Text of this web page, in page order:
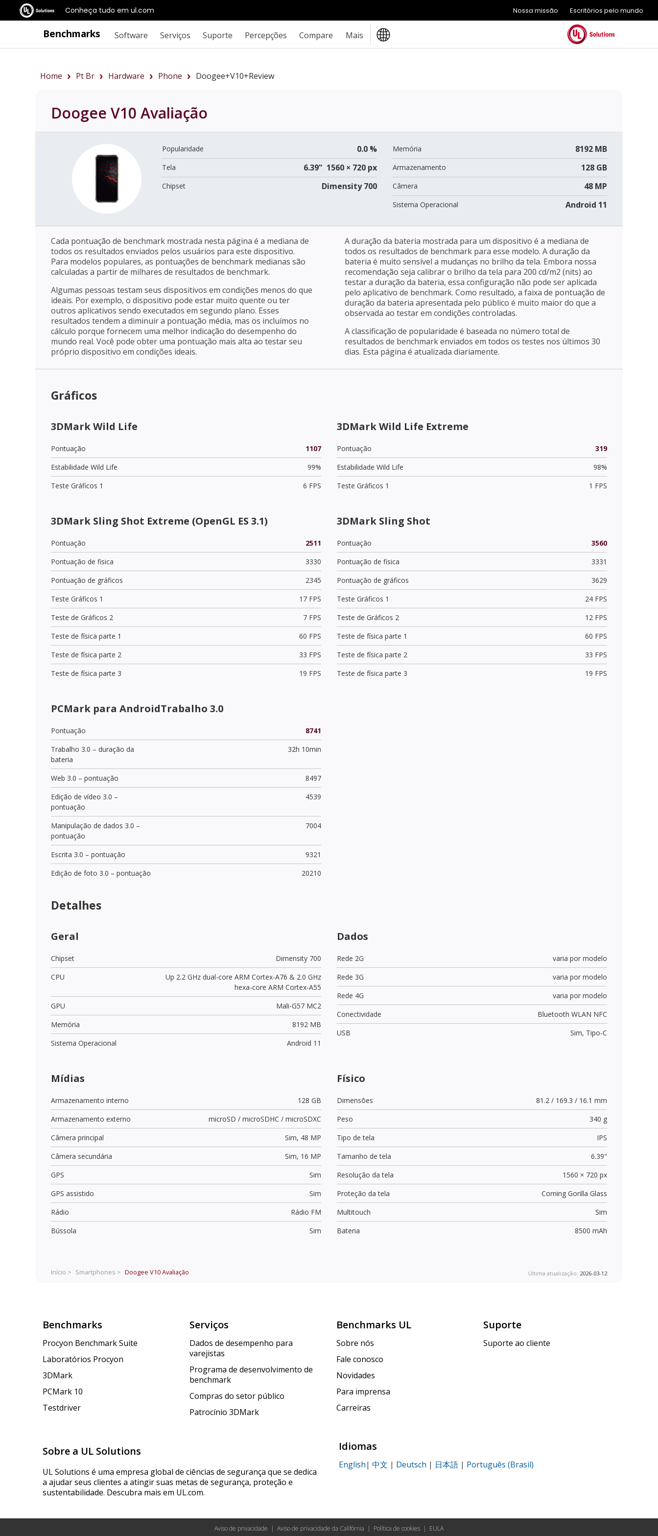
Conheça tudo em ul.com Nossa missão Escritórios pelo mundo
Benchmarks Software Serviços Suporte Percepções Compare Mais
Home Pt Br Hardware Phone Doogee+V10+review
Doogee V10 Avaliação
Popularidade 0.0 %
Tela 6.39" 1560 × 720 px
Chipset Dimensity 700
Memória 8192 MB
Armazenamento 128 GB
Câmera 48 MP
Sistema Operacional Android 11
Cada pontuação de benchmark mostrada nesta página é a mediana de
todos os resultados enviados pelos usuários para este dispositivo.
Para modelos populares, as pontuações de benchmark medianas são
calculadas a partir de milhares de resultados de benchmark.
Algumas pessoas testam seus dispositivos em condições menos do que
ideais. Por exemplo, o dispositivo pode estar muito quente ou ter
outros aplicativos sendo executados em segundo plano. Esses
resultados tendem a diminuir a pontuação média, mas os incluímos no
cálculo porque fornecem uma melhor indicação do desempenho do
mundo real. Você pode obter uma pontuação mais alta ao testar seu
próprio dispositivo em condições ideais.
A duração da bateria mostrada para um dispositivo é a mediana de
todos os resultados de benchmark para esse modelo. A duração da
bateria é muito sensível a mudanças no brilho da tela. Embora nossa
recomendação seja calibrar o brilho da tela para 200 cd/m2 (nits) ao
testar a duração da bateria, essa configuração não pode ser aplicada
pelo aplicativo de benchmark. Como resultado, a faixa de pontuação de
duração da bateria apresentada pelo público é muito maior do que a
observada ao testar em condições controladas.
A classificação de popularidade é baseada no número total de
resultados de benchmark enviados em todos os testes nos últimos 30
dias. Esta página é atualizada diariamente.
Gráficos
3DMark Wild Life
Pontuação
1107
Estabilidade Wild Life
99%
Teste Gráficos 1
6 FPS
3DMark Wild Life Extreme
Pontuação
319
Estabilidade Wild Life
98%
Teste Gráficos 1
1 FPS
3DMark Sling Shot Extreme (OpenGL ES 3.1)
Pontuação
2511
Pontuação de fisica
3330
Pontuação de gráficos
2345
Teste Gráficos 1
17 FPS
Teste de Gráficos 2
7 FPS
Teste de física parte 1
60 FPS
Teste de física parte 2
33 FPS
Teste de física parte 3
19 FPS
3DMark Sling Shot
Pontuação
3560
Pontuação de fisica
3331
Pontuação de gráficos
3629
Teste Gráficos 1
24 FPS
Teste de Gráficos 2
12 FPS
Teste de física parte 1
60 FPS
Teste de física parte 2
33 FPS
Teste de física parte 3
19 FPS
PCMark para AndroidTrabalho 3.0
Pontuação
8741
Trabalho 3.0 – duração da
bateria
32h 10min
Web 3.0 – pontuação
8497
Edição de vídeo 3.0 –
pontuação
4539
Manipulação de dados 3.0 –
pontuação
7004
Escrita 3.0 – pontuação
9321
Edição de foto 3.0 – pontuação
20210
Detalhes
Geral
Chipset
Dimensity 700
CPU
Up 2.2 GHz dual-core ARM Cortex-A76 & 2.0 GHz
hexa-core ARM Cortex-A55
GPU
Mali-G57 MC2
Memória
8192 MB
Sistema Operacional
Android 11
Dados
Rede 2G
varia por modelo
Rede 3G
varia por modelo
Rede 4G
varia por modelo
Conectividade
Bluetooth WLAN NFC
USB
Sim, Tipo-C
Mídias
Armazenamento interno
128 GB
Armazenamento externo
microSD / microSDHC / microSDXC
Câmera principal
Sim, 48 MP
Câmera secundária
Sim, 16 MP
GPS
Sim
GPS assistido
Sim
Rádio
Rádio FM
Bússola
Sim
Físico
Dimensões
81.2 / 169.3 / 16.1 mm
Peso
340 g
Tipo de tela
IPS
Tamanho de tela
6.39"
Resolução da tela
1560 × 720 px
Proteção da tela
Corning Gorilla Glass
Multitouch
Sim
Bateria
8500 mAh
Início > Smartphones > Doogee V10Avaliação Última atualização: 2026-03-12
Benchmarks
Procyon Benchmark Suite
Laboratórios Procyon
3DMark
PCMark 10
Testdriver
Serviços
Dados de desempenho para
varejistas
Programa de desenvolvimento de
benchmark
Compras do setor público
Patrocínio 3DMark
Benchmarks UL
Sobre nós
Fale conosco
Novidades
Para imprensa
Carreiras
Suporte
Suporte ao cliente
Sobre a UL Solutions
UL Solutions é uma empresa global de ciências de segurança que se dedica
a ajudar seus clientes a atingir suas metas de segurança, proteção e
sustentabilidade. Descubra mais em UL.com.
Idiomas
English| 中文 | Deutsch | 日本語 | Português (Brasil)
Aviso de privacidade | Aviso de privacidade da Califórnia | Política de cookies | EULA